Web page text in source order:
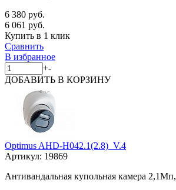
6 380 руб.
6 061 руб.
Купить в 1 клик
Сравнить
В избранное
+-
ДОБАВИТЬ В КОРЗИНУ
Optimus AHD-H042.1(2.8)_V.4
Артикул: 19869
Антивандальная купольная камера 2,1Мп,